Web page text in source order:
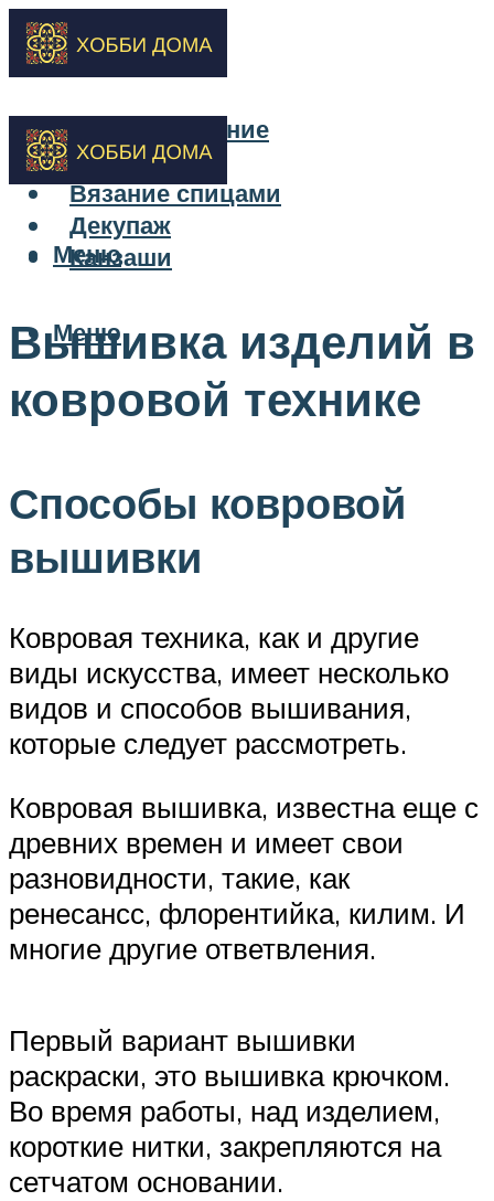
Бисероплетение
Вышивка
Вязание спицами
Декупаж
Канзаши
Меню
Меню
Вышивка изделий в
ковровой технике
Способы ковровой
вышивки
Ковровая техника, как и другие
виды искусства, имеет несколько
видов и способов вышивания,
которые следует рассмотреть.
Ковровая вышивка, известна еще с
древних времен и имеет свои
разновидности, такие, как
ренесансс, флорентийка, килим. И
многие другие ответвления.
Первый вариант вышивки
раскраски, это вышивка крючком.
Во время работы, над изделием,
короткие нитки, закрепляются на
сетчатом основании.